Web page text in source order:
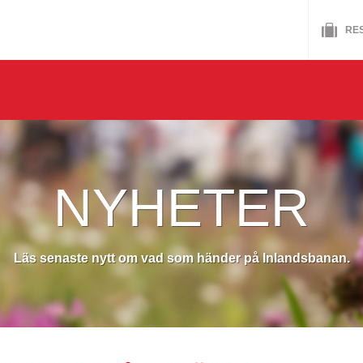
NYHETER
Läs senaste nytt om vad som händer på Inlandsbanan.